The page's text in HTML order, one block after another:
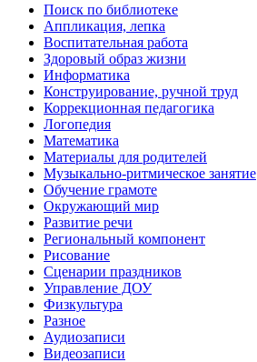
Поиск по библиотеке
Аппликация, лепка
Воспитательная работа
Здоровый образ жизни
Информатика
Конструирование, ручной труд
Коррекционная педагогика
Логопедия
Математика
Материалы для родителей
Музыкально-ритмическое занятие
Обучение грамоте
Окружающий мир
Развитие речи
Региональный компонент
Рисование
Сценарии праздников
Управление ДОУ
Физкультура
Разное
Аудиозаписи
Видеозаписи